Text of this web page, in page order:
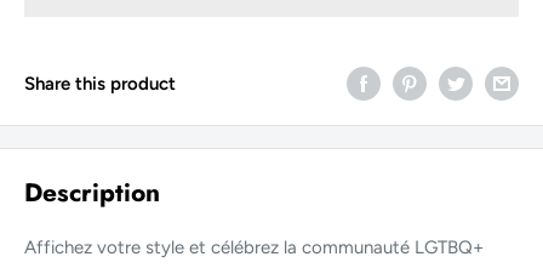
Share this product
Description
Affichez votre style et célébrez la communauté LGTBQ+